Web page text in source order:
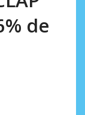
de